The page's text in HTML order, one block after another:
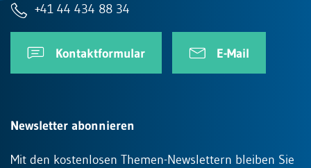
+41 44 434 88 34
Kontaktformular E-Mail
Newsletter abonnieren
Mit den kostenlosen Themen-Newslettern bleiben Sie